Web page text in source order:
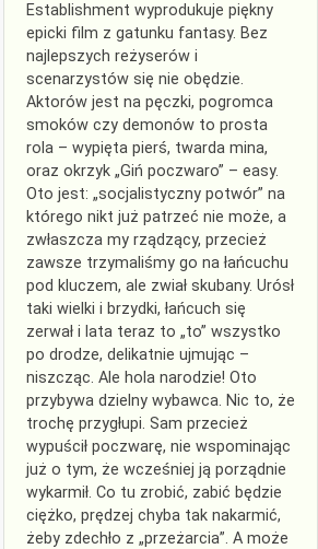
Establishment wyprodukuje piękny
epicki film z gatunku fantasy. Bez
najlepszych reżyserów i
scenarzystów się nie obędzie.
Aktorów jest na pęczki, pogromca
smoków czy demonów to prosta
rola – wypięta pierś, twarda mina,
oraz okrzyk „Giń poczwaro” – easy.
Oto jest: „socjalistyczny potwór” na
którego nikt już patrzeć nie może, a
zwłaszcza my rządzący, przecież
zawsze trzymaliśmy go na łańcuchu
pod kluczem, ale zwiał skubany. Urósł
taki wielki i brzydki, łańcuch się
zerwał i lata teraz to „to” wszystko
po drodze, delikatnie ujmując –
niszcząc. Ale hola narodzie! Oto
przybywa dzielny wybawca. Nic to, że
trochę przygłupi. Sam przecież
wypuścił poczwarę, nie wspominając
już o tym, że wcześniej ją porządnie
wykarmił. Co tu zrobić, zabić będzie
ciężko, prędzej chyba tak nakarmić,
żeby zdechło z „przeżarcia”. A może